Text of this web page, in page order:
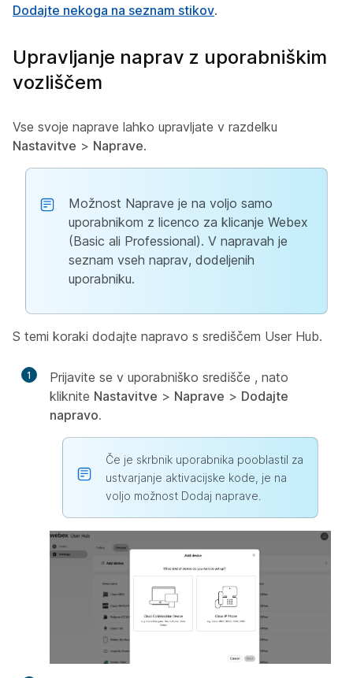
Dodajte nekoga na seznam stikov.
Upravljanje naprav z uporabniškim
vozliščem
Vse svoje naprave lahko upravljate v razdelku
Nastavitve > Naprave.
Možnost Naprave je na voljo samo
uporabnikom z licenco za klicanje Webex
(Basic ali Professional). V napravah je
seznam vseh naprav, dodeljenih
uporabniku.
S temi koraki dodajte napravo s središčem User Hub.
1 Prijavite se v uporabniško središče , nato
kliknite Nastavitve > Naprave > Dodajte
napravo.
Če je skrbnik uporabnika pooblastil za
ustvarjanje aktivacijske kode, je na
voljo možnost Dodaj naprave.